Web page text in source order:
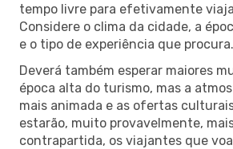
tempo livre para efetivamente
Considere o clima da cidade, a
e o tipo de experiência que procura.
Deverá também esperar maiores
época alta do turismo, mas a
mais animada e as ofertas
estarão, muito provavelmente,
contrapartida, os viajantes que